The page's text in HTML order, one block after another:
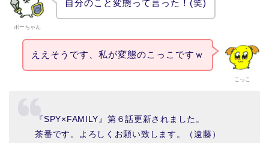
ボーちゃん
自分のこと変態って言った！(笑)
こっこ
ええそうです、私が変態のこっこですｗ
『SPY×FAMILY』第６話更新されました。
茶番です。よろしくお願い致します。（遠藤）